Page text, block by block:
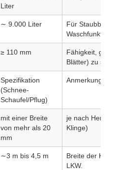
Liter
∼ 9.000 Liter
Für
≥ 110 mm
Fähigkeit,
Blätter) zu
Spezifikation
(Schnee-
Schaufel/Pflug)
Anmerkungen
mit einer Breite
von mehr als 20
mm
je nach
Klinge)
∼3 m bis 4,5 m
Breite der
LKW.